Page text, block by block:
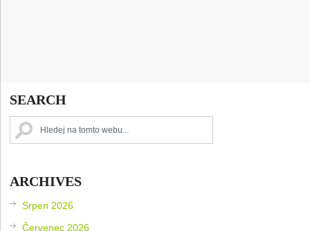
SEARCH
ARCHIVES
Srpen 2026
Červenec 2026